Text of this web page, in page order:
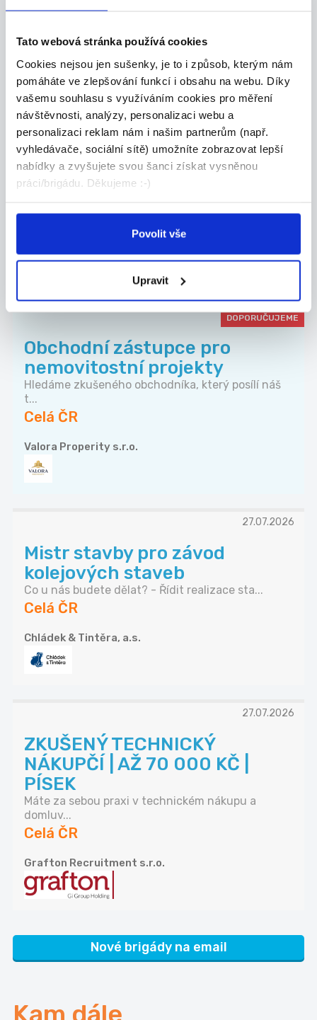
Tato webová stránka používá cookies
Cookies nejsou jen sušenky, je to i způsob, kterým nám
pomáháte ve zlepšování funkcí i obsahu na webu. Díky
vašemu souhlasu s využíváním cookies pro měření
návštěvnosti, analýzy, personalizaci webu a
personalizaci reklam nám i našim partnerům (např.
vyhledávače, sociální sítě) umožníte zobrazovat lepší
nabídky a zvyšujete svou šanci získat vysněnou
práci/brigádu. Děkujeme :-)
Povolit vše
Upravit
Hledáš stabilní práci, kde se neztratíš a všechn...
Grafton Recruitment s.r.o.
24.07.2026
Manažer obchodního týmu
Allianz | Náborový příspěvek
...
DOPORUČUJEME
Obchodní zástupce pro
nemovitostní projekty
Hledáme zkušeného obchodníka, který posílí náš
t...
Celá ČR
Valora Properity s.r.o.
27.07.2026
Mistr stavby pro závod
kolejových staveb
Co u nás budete dělat? - Řídit realizace sta...
Celá ČR
Chládek & Tintěra, a.s.
27.07.2026
ZKUŠENÝ TECHNICKÝ
NÁKUPČÍ | AŽ 70 000 KČ |
PÍSEK
Máte za sebou praxi v technickém nákupu a
domluv...
Celá ČR
Grafton Recruitment s.r.o.
Nové brigády na email